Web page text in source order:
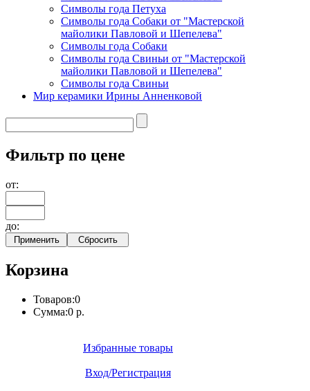
Символы года Петуха
Символы года Собаки от "Мастерской
майолики Павловой и Шепелева"
Символы года Собаки
Символы года Свиньи от "Мастерской
майолики Павловой и Шепелева"
Символы года Свиньи
Мир керамики Ирины Анненковой
Фильтр по цене
от:
до:
Корзина
Товаров:0
Сумма:0 р.
Избранные товары
Вход/Регистрация